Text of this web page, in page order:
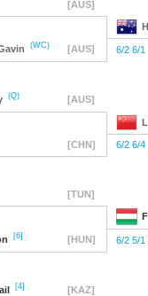
[AUS]
(WC) [AUS] 6/2 6/1
(Q) [AUS]
[CHN] 6/2 6/4
[TUN]
[6] [HUN] 6/2 5/1
[4] [KAZ]